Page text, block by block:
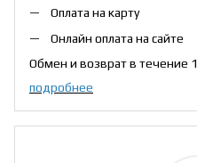
Оплата на карту
Онлайн оплата на сайте
Обмен и возврат в течение
подробнее